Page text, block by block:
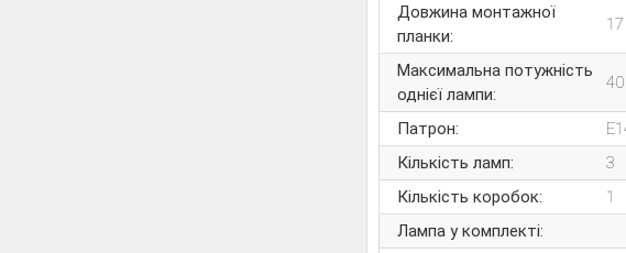
Довжина монтажної
планки:
Максимальна потужність
однієї лампи:
Патрон:
Кількість ламп:
3
Кількість коробок:
1
Лампа у комплекті: